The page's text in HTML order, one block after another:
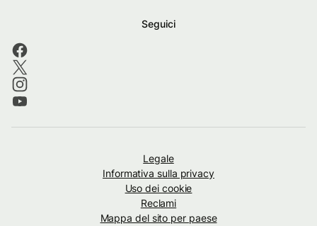
Seguici
Legale
Informativa sulla privacy
Uso dei cookie
Reclami
Mappa del sito per paese